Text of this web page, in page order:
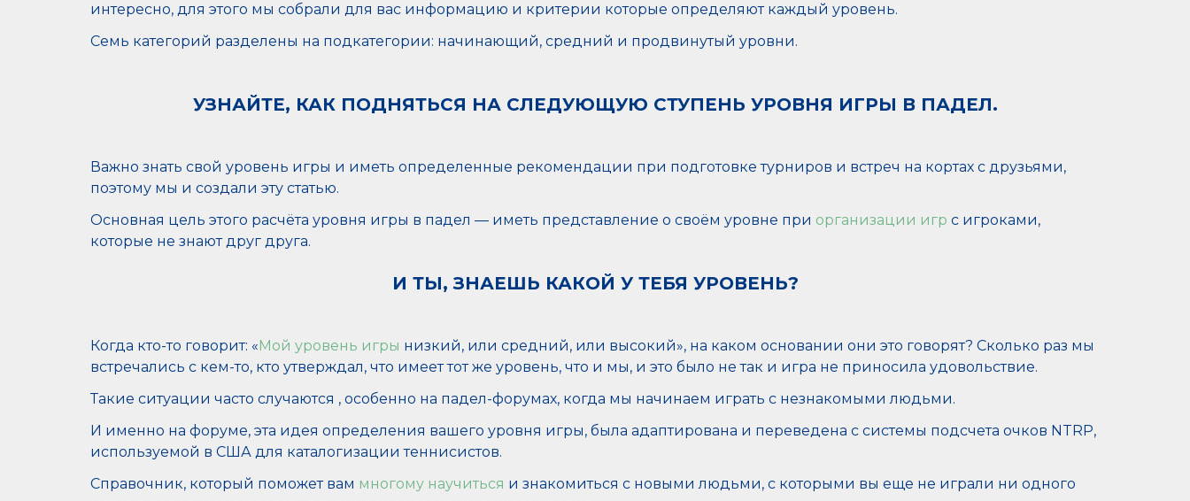
интересно, для этого мы собрали для вас информацию и критерии которые определяют каждый уровень.
Семь категорий разделены на подкатегории: начинающий, средний и продвинутый уровни.
УЗНАЙТЕ, КАК ПОДНЯТЬСЯ НА СЛЕДУЮЩУЮ СТУПЕНЬ УРОВНЯ ИГРЫ В ПАДЕЛ.
Важно знать свой уровень игры и иметь определенные рекомендации при подготовке турниров и встреч на кортах с друзьями,
поэтому мы и создали эту статью.
Основная цель этого расчёта уровня игры в падел — иметь представление о своём уровне при организации игр с игроками,
которые не знают друг друга.
И ТЫ, ЗНАЕШЬ КАКОЙ У ТЕБЯ УРОВЕНЬ?
Когда кто-то говорит: «Мой уровень игры низкий, или средний, или высокий», на каком основании они это говорят? Сколько раз мы
встречались с кем-то, кто утверждал, что имеет тот же уровень, что и мы, и это было не так и игра не приносила удовольствие.
Такие ситуации часто случаются , особенно на падел-форумах, когда мы начинаем играть с незнакомыми людьми.
И именно на форуме, эта идея определения вашего уровня игры, была адаптирована и переведена с системы подсчета очков NTRP,
используемой в США для каталогизации теннисистов.
Справочник, который поможет вам многому научиться и знакомиться с новыми людьми, с которыми вы еще не играли ни одного